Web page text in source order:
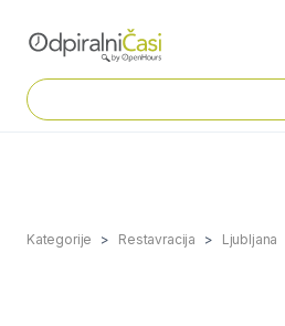
Kategorije Restavracija Ljubljana